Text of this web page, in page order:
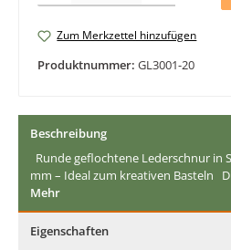
Zum Merkzettel hinzufügen
Produktnummer: GL3001-20
Beschreibung
Runde geflochtene Lederschnur in
mm – Ideal zum kreativen Basteln
Mehr
Eigenschaften